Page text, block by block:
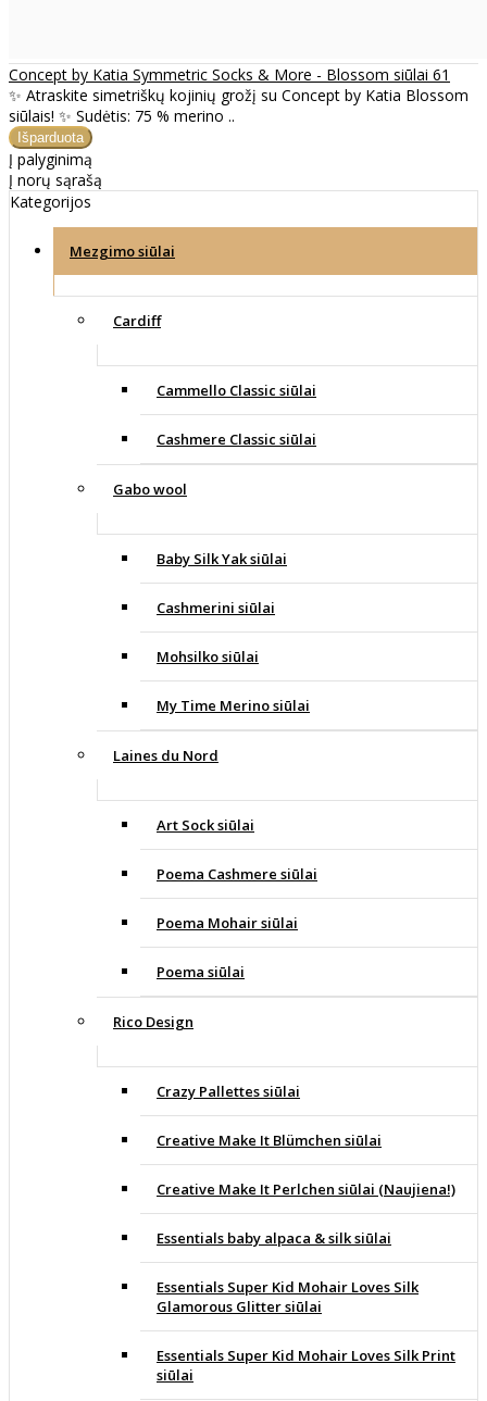
Concept by Katia Symmetric Socks & More - Blossom siūlai 61
✨ Atraskite simetriškų kojinių grožį su Concept by Katia Blossom
siūlais! ✨ Sudėtis: 75 % merino ..
Į palyginimą
Į norų sąrašą
Kategorijos
Mezgimo siūlai
Cardiff
Cammello Classic siūlai
Cashmere Classic siūlai
Gabo wool
Baby Silk Yak siūlai
Cashmerini siūlai
Mohsilko siūlai
My Time Merino siūlai
Laines du Nord
Art Sock siūlai
Poema Cashmere siūlai
Poema Mohair siūlai
Poema siūlai
Rico Design
Crazy Pallettes siūlai
Creative Make It Blümchen siūlai
Creative Make It Perlchen siūlai (Naujiena!)
Essentials baby alpaca & silk siūlai
Essentials Super Kid Mohair Loves Silk
Glamorous Glitter siūlai
Essentials Super Kid Mohair Loves Silk Print
siūlai